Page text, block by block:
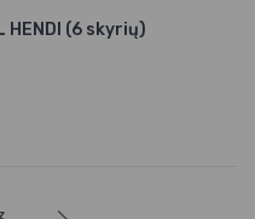
HENDI (6 skyrių)